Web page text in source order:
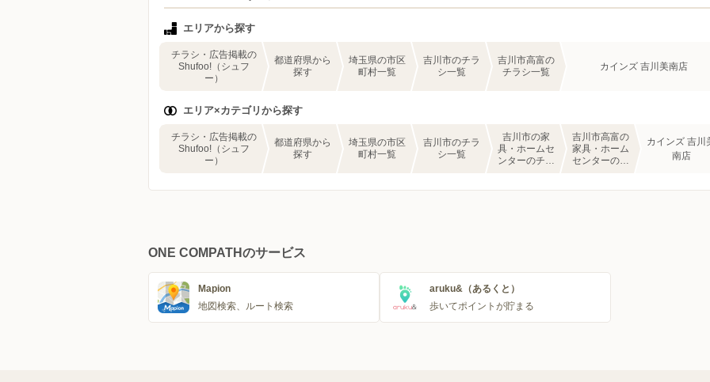
エリアから探す
チラシ・広告掲載の
Shufoo!（シュフ
ー）
都道府県から
探す
埼玉県の市区
町村一覧
吉川市のチラ
シ一覧
吉川市高富の
チラシ一覧
カインズ 吉川美南店
エリア×カテゴリから探す
チラシ・広告掲載の
Shufoo!（シュフ
ー）
都道府県から
探す
埼玉県の市区
町村一覧
吉川市のチラ
シ一覧
吉川市の家
具・ホームセ
ンターのチラ
吉川市高富の
家具・ホーム
センターのチ
カインズ 吉川
南店
ONE COMPATHのサービス
Mapion
地図検索、ルート検索
aruku&（あるくと）
歩いてポイントが貯まる